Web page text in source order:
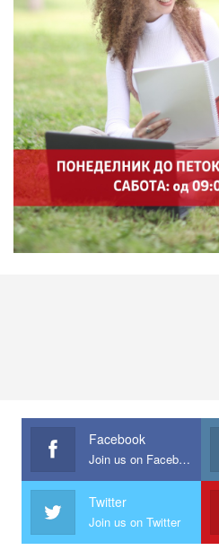
Facebook
Join us on Facebook
Twitter
Join us on Twitter